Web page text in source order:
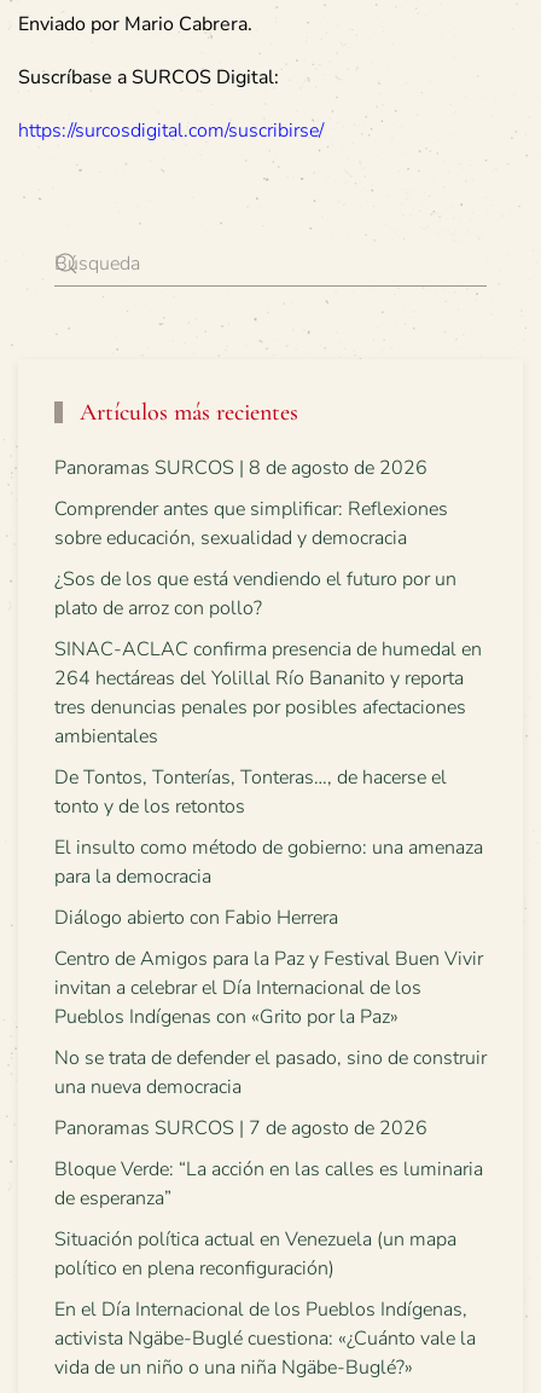
Enviado por Mario Cabrera.
Suscríbase a SURCOS Digital:
https://surcosdigital.com/suscribirse/
Artículos más recientes
Panoramas SURCOS | 8 de agosto de 2026
Comprender antes que simplificar: Reflexiones
sobre educación, sexualidad y democracia
¿Sos de los que está vendiendo el futuro por un
plato de arroz con pollo?
SINAC-ACLAC confirma presencia de humedal en
264 hectáreas del Yolillal Río Bananito y reporta
tres denuncias penales por posibles afectaciones
ambientales
De Tontos, Tonterías, Tonteras…, de hacerse el
tonto y de los retontos
El insulto como método de gobierno: una amenaza
para la democracia
Diálogo abierto con Fabio Herrera
Centro de Amigos para la Paz y Festival Buen Vivir
invitan a celebrar el Día Internacional de los
Pueblos Indígenas con «Grito por la Paz»
No se trata de defender el pasado, sino de construir
una nueva democracia
Panoramas SURCOS | 7 de agosto de 2026
Bloque Verde: “La acción en las calles es luminaria
de esperanza”
Situación política actual en Venezuela (un mapa
político en plena reconfiguración)
En el Día Internacional de los Pueblos Indígenas,
activista Ngäbe-Buglé cuestiona: «¿Cuánto vale la
vida de un niño o una niña Ngäbe-Buglé?»